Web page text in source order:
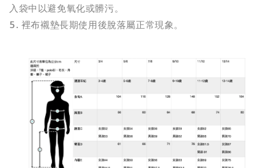
入袋中以避免氧化或髒污。
5. 裡布襯墊長期使用後脫落屬正常現象。